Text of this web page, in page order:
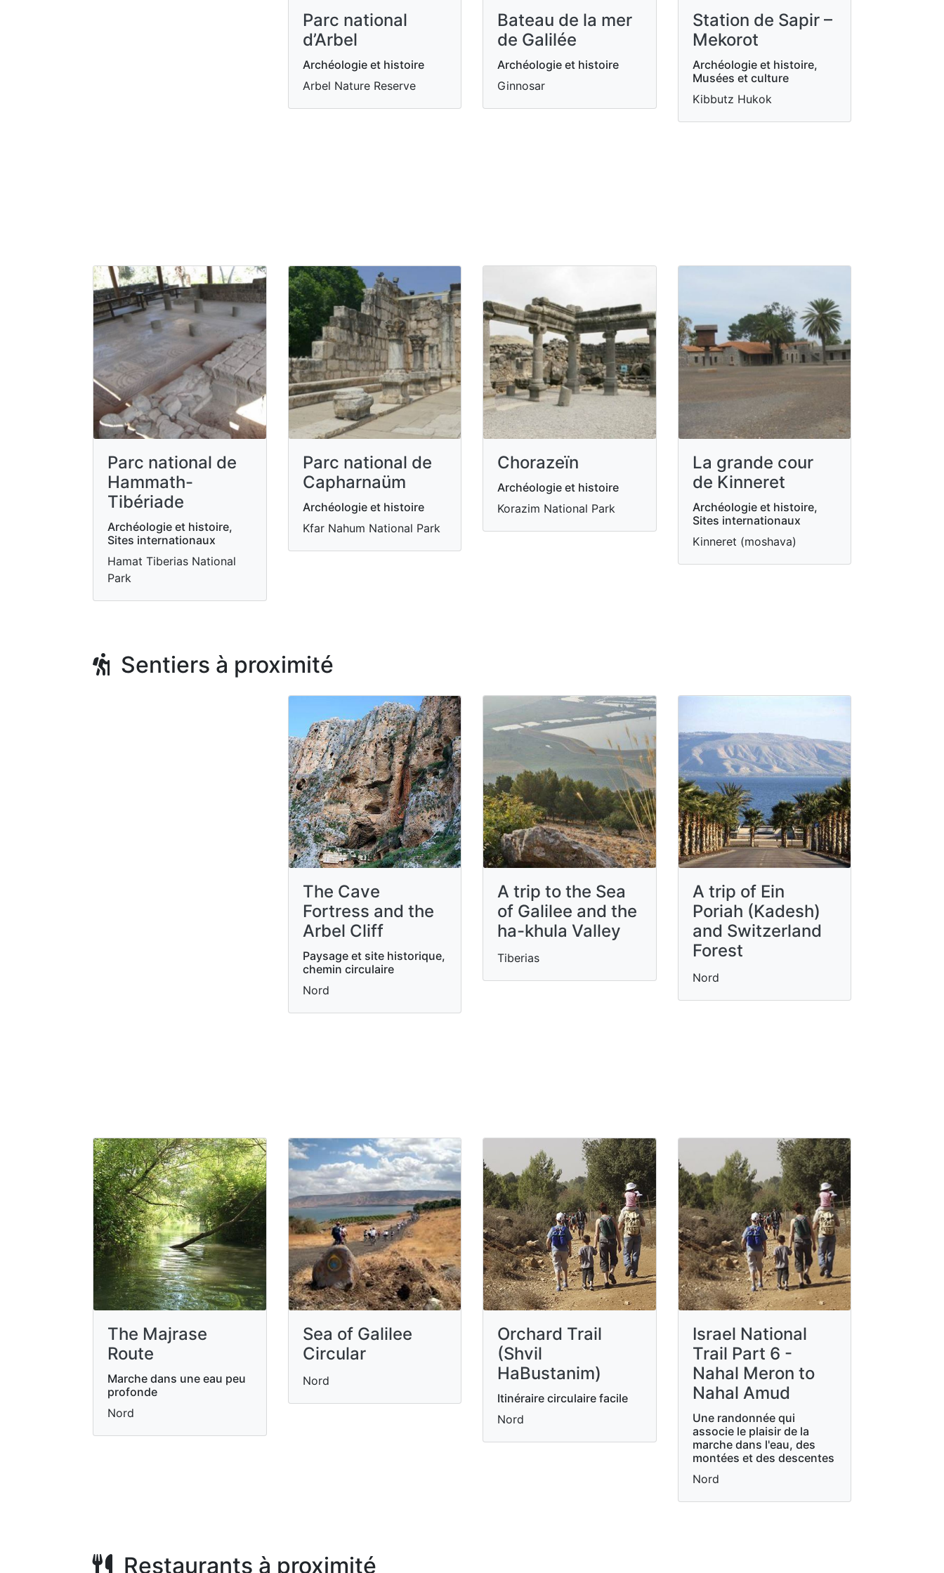
Parc national
d’Arbel
Archéologie et histoire
Arbel Nature Reserve
Bateau de la mer
de Galilée
Archéologie et histoire
Ginnosar
Station de Sapir –
Mekorot
Archéologie et histoire,
Musées et culture
Kibbutz Hukok
Parc national de
Hammath-
Tibériade
Archéologie et histoire,
Sites internationaux
Hamat Tiberias National
Park
Parc national de
Capharnaüm
Archéologie et histoire
Kfar Nahum National Park
Chorazeïn
Archéologie et histoire
Korazim National Park
La grande cour
de Kinneret
Archéologie et histoire,
Sites internationaux
Kinneret (moshava)
Sentiers à proximité
The Cave
Fortress and the
Arbel Cliff
Paysage et site historique,
chemin circulaire
Nord
A trip to the Sea
of ​​Galilee and the
ha-khula Valley
Tiberias
A trip of Ein
Poriah (Kadesh)
and Switzerland
Forest
Nord
The Majrase
Route
Marche dans une eau peu
profonde
Nord
Sea of Galilee
Circular
Nord
Orchard Trail
(Shvil
HaBustanim)
Itinéraire circulaire facile
Nord
Israel National
Trail Part 6 -
Nahal Meron to
Nahal Amud
Une randonnée qui
associe le plaisir de la
marche dans l'eau, des
montées et des descentes
Nord
Restaurants à proximité